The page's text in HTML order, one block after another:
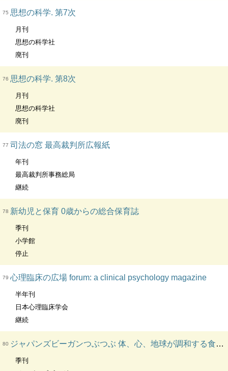
75 思想の科学. 第7次
月刊
思想の科学社
廃刊
76 思想の科学. 第8次
月刊
思想の科学社
廃刊
77 司法の窓 最高裁判所広報紙
年刊
最高裁判所事務総局
継続
78 新幼児と保育 0歳からの総合保育誌
季刊
小学館
停止
79 心理臨床の広場 forum: a clinical psychology magazine
半年刊
日本心理臨床学会
継続
80 ジャパンズビーガンつぶつぶ 体、心、地球が調和する食を選ぼう。 : 日本人のためのビーガン情報誌
季刊